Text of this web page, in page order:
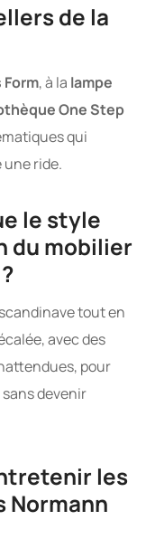
de la
, à la lampe
One Step
qui
ride.
le style
du mobilier
tout en
avec des
pour
devenir
les
Normann